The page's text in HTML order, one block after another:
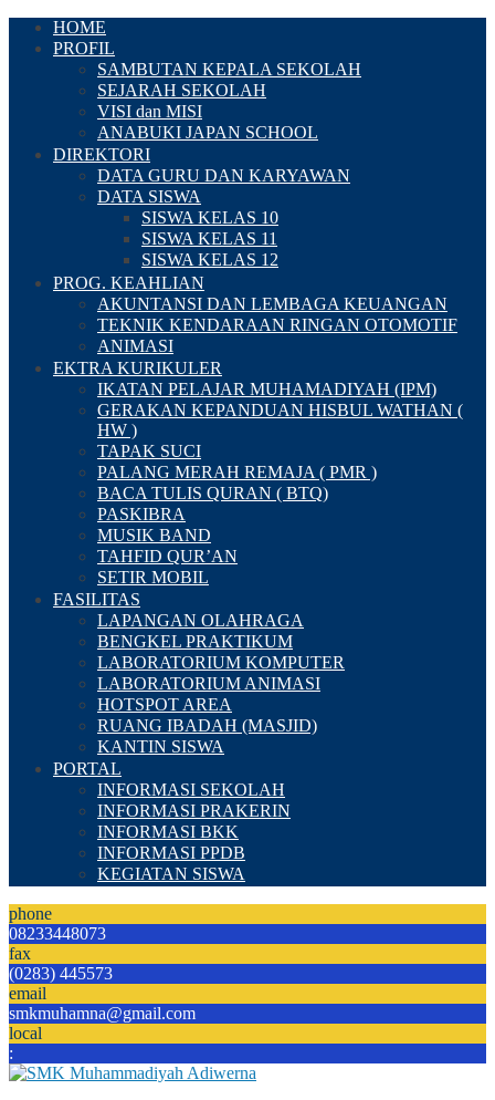
HOME
PROFIL
SAMBUTAN KEPALA SEKOLAH
SEJARAH SEKOLAH
VISI dan MISI
ANABUKI JAPAN SCHOOL
DIREKTORI
DATA GURU DAN KARYAWAN
DATA SISWA
SISWA KELAS 10
SISWA KELAS 11
SISWA KELAS 12
PROG. KEAHLIAN
AKUNTANSI DAN LEMBAGA KEUANGAN
TEKNIK KENDARAAN RINGAN OTOMOTIF
ANIMASI
EKTRA KURIKULER
IKATAN PELAJAR MUHAMADIYAH (IPM)
GERAKAN KEPANDUAN HISBUL WATHAN (
HW )
TAPAK SUCI
PALANG MERAH REMAJA ( PMR )
BACA TULIS QURAN ( BTQ)
PASKIBRA
MUSIK BAND
TAHFID QUR’AN
SETIR MOBIL
FASILITAS
LAPANGAN OLAHRAGA
BENGKEL PRAKTIKUM
LABORATORIUM KOMPUTER
LABORATORIUM ANIMASI
HOTSPOT AREA
RUANG IBADAH (MASJID)
KANTIN SISWA
PORTAL
INFORMASI SEKOLAH
INFORMASI PRAKERIN
INFORMASI BKK
INFORMASI PPDB
KEGIATAN SISWA
phone
08233448073
fax
(0283) 445573
email
smkmuhamna@gmail.com
local
: